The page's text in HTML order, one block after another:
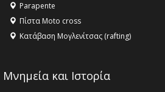
Parapente
Πίστα Moto cross
Κατάβαση Μογλενίτσας (rafting)
Μνημεία και Ιστορία